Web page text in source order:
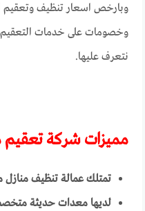
وبارخص اسعار تنظيف وتعقيم
وخصومات على خدمات التعقيم
نتعرف عليها.
مميزات شركة تعقيم
تمتلك عمالة تنظيف منازل
لديها معدات حديثة